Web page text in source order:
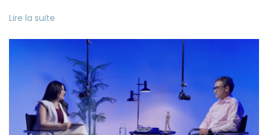
Lire la suite